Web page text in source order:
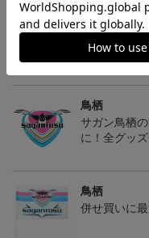
鳥栖
ニューバラ
鳥栖
サガン鳥栖
に！全グッ
鳥栖
併せ買いに